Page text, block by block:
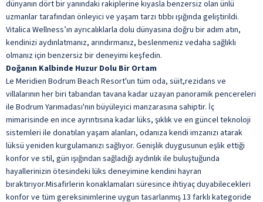
dünyanın dört bir yanındaki rakiplerine kıyasla benzersiz olan ünlü
uzmanlar tarafından önleyici ve yaşam tarzı tıbbı ışığında geliştirildi.
Vitalica Wellness’ın ayrıcalıklarla dolu dünyasına doğru bir adım atın,
kendinizi aydınlatmanız, arındırmanız, beslenmeniz vedaha sağlıklı
olmanız için benzersiz bir deneyimi keşfedin.
Doğanın Kalbinde Huzur Dolu Bir Ortam
Le Meridien Bodrum Beach Resort'un tüm oda, süit,rezidans ve
villalarının her biri tabandan tavana kadar uzayan panoramik pencereleri
ile Bodrum Yarımadası'nın büyüleyici manzarasına sahiptir. İç
mimarisinde en ince ayrıntısına kadar lüks, şıklık ve en güncel teknoloji
sistemleri ile donatılan yaşam alanları, odanıza kendi imzanızı atarak
lüksü yeniden kurgulamanızı sağlıyor. Genişlik duygusunun eşlik ettiği
konfor ve stil, gün ışığından sağladığı aydınlık ile buluştuğunda
hayallerinizin ötesindeki lüks deneyimine kendini hayran
bıraktırıyor.Misafirlerin konaklamaları süresince ihtiyaç duyabilecekleri
konfor ve tüm gereksinimlerine uygun tasarlanmış 13 farklı kategoride